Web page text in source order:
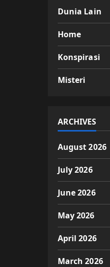
Dunia Lain
Home
Konspirasi
Misteri
ARCHIVES
August 2026
July 2026
June 2026
May 2026
April 2026
March 2026